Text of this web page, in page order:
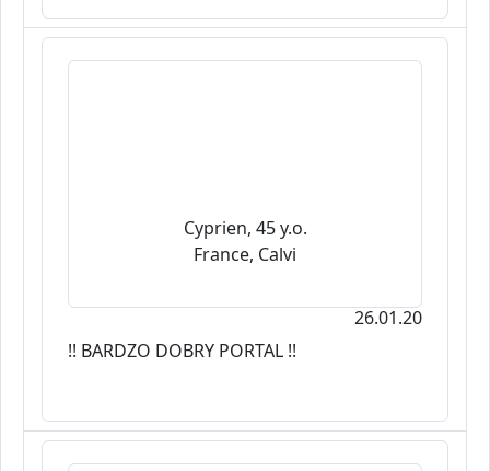
Cyprien, 45 y.o.
France, Calvi
26.01.20
!! BARDZO DOBRY PORTAL !!